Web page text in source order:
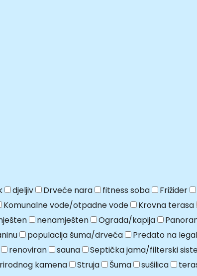
djeljiv Drveće nara fitness soba Frižider
Komunalne vode/otpadne vode Krovna terasa
nenamješten Ograda/kapija
populacija šuma/drveća Predato na
renoviran sauna Septička jama/filterski
kamena Struja Šuma sušilica